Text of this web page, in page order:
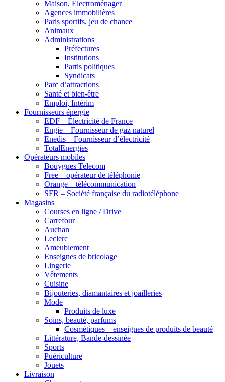
Maison, Electroménager
Agences immobilières
Paris sportifs, jeu de chance
Animaux
Administrations
Préfectures
Institutions
Partis politiques
Syndicats
Parc d’attractions
Santé et bien-être
Emploi, Intérim
Fournisseurs énergie
EDF – Électricité de France
Engie – Fournisseur de gaz naturel
Enedis – Fournisseur d’électricité
TotalEnergies
Opérateurs mobiles
Bouygues Telecom
Free – opérateur de téléphonie
Orange – télécommunication
SFR – Société française du radiotéléphone
Magasins
Courses en ligne / Drive
Carrefour
Auchan
Leclerc
Ameublement
Enseignes de bricolage
Lingerie
Vêtements
Cuisine
Bijouteries, diamantaires et joailleries
Mode
Produits de luxe
Soins, beauté, parfums
Cosmétiques – enseignes de produits de beauté
Littérature, Bande-dessinée
Sports
Puériculture
Jouets
Livraison